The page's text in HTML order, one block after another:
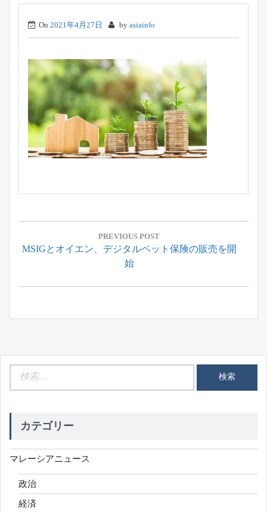
On 2021年4月27日 by asiainfo
投
ナ
ゲ
シ
ン
PREVIOUS POST
Previous
MSIGとオイエン、デジタルペット保険の販売を開
始
カテゴリー
マレーシアニュース
政治
経済